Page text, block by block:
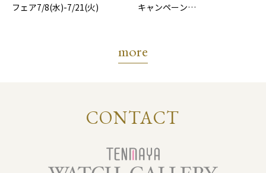
フェア7/8(水)-7/21(火)
キャンペーン
more
CONTACT